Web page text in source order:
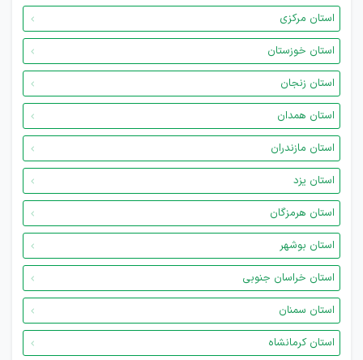
استان مرکزی
استان خوزستان
استان زنجان
استان همدان
استان مازندران
استان یزد
استان هرمزگان
استان بوشهر
استان خراسان جنوبی
استان سمنان
استان کرمانشاه